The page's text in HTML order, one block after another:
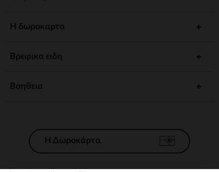
Η δωροκαρτα
Βρεφικα ειδη
Βοηθεια
Η Δωροκάρτα